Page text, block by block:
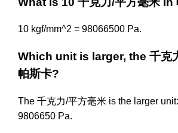
10 kgf/mm^2 = 98066500 Pa.
Which unit is larger, the 千克
帕斯卡?
The 千克力/平方毫米 is the larger
9806650 Pa.